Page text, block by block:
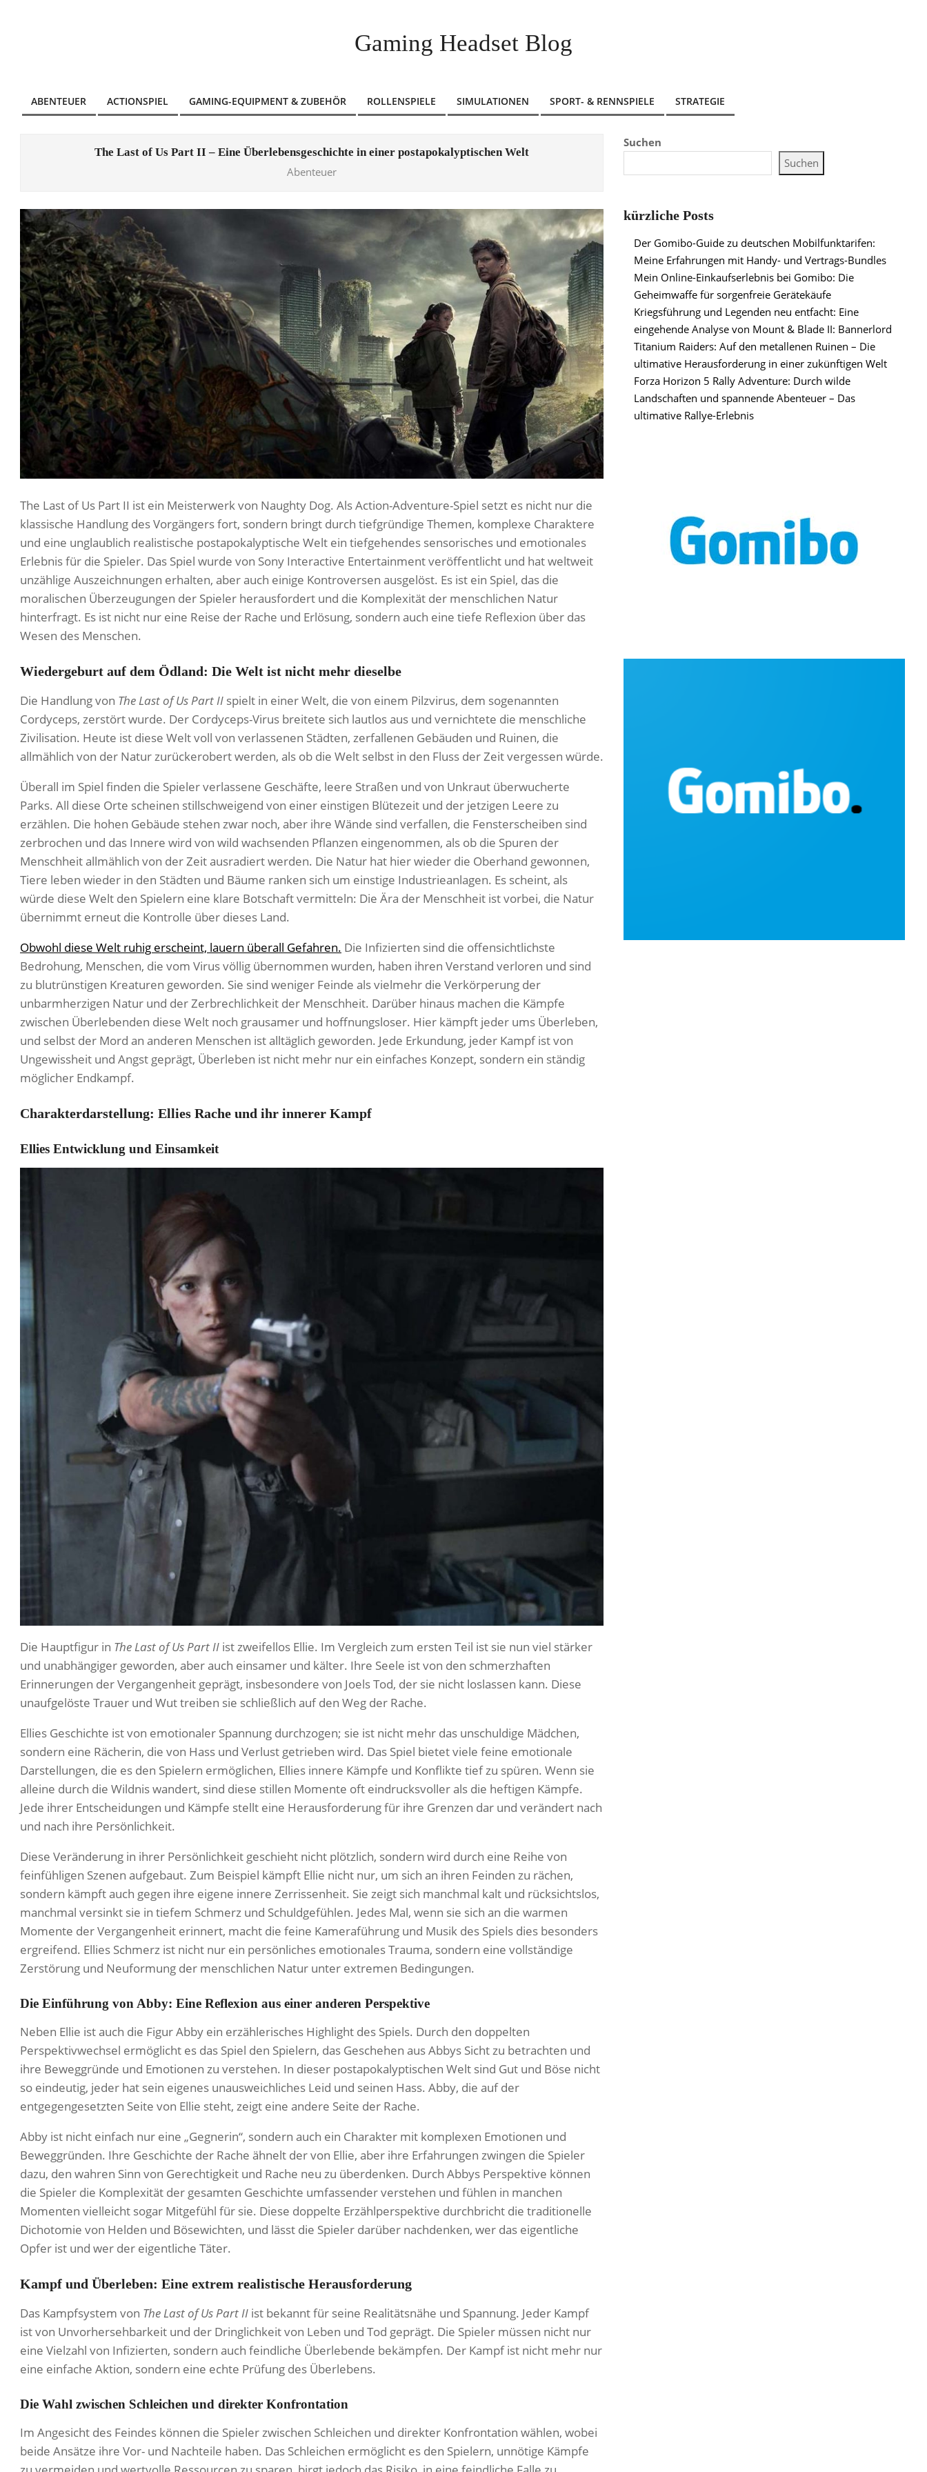
Gaming Headset Blog
Primary
ABENTEUER ACTIONSPIEL GAMING-EQUIPMENT & ZUBEHÖR ROLLENSPIELE SIMULATIONEN SPORT- & RENNSPIELE STRATEGIE
The Last of Us Part II – Eine Überlebensgeschichte in einer postapokalyptischen Welt
Abenteuer
The Last of Us Part II ist ein Meisterwerk von Naughty Dog. Als Action-Adventure-Spiel setzt es nicht nur die
klassische Handlung des Vorgängers fort, sondern bringt durch tiefgründige Themen, komplexe Charaktere
und eine unglaublich realistische postapokalyptische Welt ein tiefgehendes sensorisches und emotionales
Erlebnis für die Spieler. Das Spiel wurde von Sony Interactive Entertainment veröffentlicht und hat weltweit
unzählige Auszeichnungen erhalten, aber auch einige Kontroversen ausgelöst. Es ist ein Spiel, das die
moralischen Überzeugungen der Spieler herausfordert und die Komplexität der menschlichen Natur
hinterfragt. Es ist nicht nur eine Reise der Rache und Erlösung, sondern auch eine tiefe Reflexion über das
Wesen des Menschen.
Wiedergeburt auf dem Ödland: Die Welt ist nicht mehr dieselbe
Die Handlung von The Last of Us Part II spielt in einer Welt, die von einem Pilzvirus, dem sogenannten
Cordyceps, zerstört wurde. Der Cordyceps-Virus breitete sich lautlos aus und vernichtete die menschliche
Zivilisation. Heute ist diese Welt voll von verlassenen Städten, zerfallenen Gebäuden und Ruinen, die
allmählich von der Natur zurückerobert werden, als ob die Welt selbst in den Fluss der Zeit vergessen würde.
Überall im Spiel finden die Spieler verlassene Geschäfte, leere Straßen und von Unkraut überwucherte
Parks. All diese Orte scheinen stillschweigend von einer einstigen Blütezeit und der jetzigen Leere zu
erzählen. Die hohen Gebäude stehen zwar noch, aber ihre Wände sind verfallen, die Fensterscheiben sind
zerbrochen und das Innere wird von wild wachsenden Pflanzen eingenommen, als ob die Spuren der
Menschheit allmählich von der Zeit ausradiert werden. Die Natur hat hier wieder die Oberhand gewonnen,
Tiere leben wieder in den Städten und Bäume ranken sich um einstige Industrieanlagen. Es scheint, als
würde diese Welt den Spielern eine klare Botschaft vermitteln: Die Ära der Menschheit ist vorbei, die Natur
übernimmt erneut die Kontrolle über dieses Land.
Obwohl diese Welt ruhig erscheint, lauern überall Gefahren. Die Infizierten sind die offensichtlichste
Bedrohung, Menschen, die vom Virus völlig übernommen wurden, haben ihren Verstand verloren und sind
zu blutrünstigen Kreaturen geworden. Sie sind weniger Feinde als vielmehr die Verkörperung der
unbarmherzigen Natur und der Zerbrechlichkeit der Menschheit. Darüber hinaus machen die Kämpfe
zwischen Überlebenden diese Welt noch grausamer und hoffnungsloser. Hier kämpft jeder ums Überleben,
und selbst der Mord an anderen Menschen ist alltäglich geworden. Jede Erkundung, jeder Kampf ist von
Ungewissheit und Angst geprägt, Überleben ist nicht mehr nur ein einfaches Konzept, sondern ein ständig
möglicher Endkampf.
Charakterdarstellung: Ellies Rache und ihr innerer Kampf
Ellies Entwicklung und Einsamkeit
Die Hauptfigur in The Last of Us Part II ist zweifellos Ellie. Im Vergleich zum ersten Teil ist sie nun viel stärker
und unabhängiger geworden, aber auch einsamer und kälter. Ihre Seele ist von den schmerzhaften
Erinnerungen der Vergangenheit geprägt, insbesondere von Joels Tod, der sie nicht loslassen kann. Diese
unaufgelöste Trauer und Wut treiben sie schließlich auf den Weg der Rache.
Ellies Geschichte ist von emotionaler Spannung durchzogen; sie ist nicht mehr das unschuldige Mädchen,
sondern eine Rächerin, die von Hass und Verlust getrieben wird. Das Spiel bietet viele feine emotionale
Darstellungen, die es den Spielern ermöglichen, Ellies innere Kämpfe und Konflikte tief zu spüren. Wenn sie
alleine durch die Wildnis wandert, sind diese stillen Momente oft eindrucksvoller als die heftigen Kämpfe.
Jede ihrer Entscheidungen und Kämpfe stellt eine Herausforderung für ihre Grenzen dar und verändert nach
und nach ihre Persönlichkeit.
Diese Veränderung in ihrer Persönlichkeit geschieht nicht plötzlich, sondern wird durch eine Reihe von
feinfühligen Szenen aufgebaut. Zum Beispiel kämpft Ellie nicht nur, um sich an ihren Feinden zu rächen,
sondern kämpft auch gegen ihre eigene innere Zerrissenheit. Sie zeigt sich manchmal kalt und rücksichtslos,
manchmal versinkt sie in tiefem Schmerz und Schuldgefühlen. Jedes Mal, wenn sie sich an die warmen
Momente der Vergangenheit erinnert, macht die feine Kameraführung und Musik des Spiels dies besonders
ergreifend. Ellies Schmerz ist nicht nur ein persönliches emotionales Trauma, sondern eine vollständige
Zerstörung und Neuformung der menschlichen Natur unter extremen Bedingungen.
Die Einführung von Abby: Eine Reflexion aus einer anderen Perspektive
Neben Ellie ist auch die Figur Abby ein erzählerisches Highlight des Spiels. Durch den doppelten
Perspektivwechsel ermöglicht es das Spiel den Spielern, das Geschehen aus Abbys Sicht zu betrachten und
ihre Beweggründe und Emotionen zu verstehen. In dieser postapokalyptischen Welt sind Gut und Böse nicht
so eindeutig, jeder hat sein eigenes unausweichliches Leid und seinen Hass. Abby, die auf der
entgegengesetzten Seite von Ellie steht, zeigt eine andere Seite der Rache.
Abby ist nicht einfach nur eine „Gegnerin“, sondern auch ein Charakter mit komplexen Emotionen und
Beweggründen. Ihre Geschichte der Rache ähnelt der von Ellie, aber ihre Erfahrungen zwingen die Spieler
dazu, den wahren Sinn von Gerechtigkeit und Rache neu zu überdenken. Durch Abbys Perspektive können
die Spieler die Komplexität der gesamten Geschichte umfassender verstehen und fühlen in manchen
Momenten vielleicht sogar Mitgefühl für sie. Diese doppelte Erzählperspektive durchbricht die traditionelle
Dichotomie von Helden und Bösewichten, und lässt die Spieler darüber nachdenken, wer das eigentliche
Opfer ist und wer der eigentliche Täter.
Kampf und Überleben: Eine extrem realistische Herausforderung
Das Kampfsystem von The Last of Us Part II ist bekannt für seine Realitätsnähe und Spannung. Jeder Kampf
ist von Unvorhersehbarkeit und der Dringlichkeit von Leben und Tod geprägt. Die Spieler müssen nicht nur
eine Vielzahl von Infizierten, sondern auch feindliche Überlebende bekämpfen. Der Kampf ist nicht mehr nur
eine einfache Aktion, sondern eine echte Prüfung des Überlebens.
Die Wahl zwischen Schleichen und direkter Konfrontation
Im Angesicht des Feindes können die Spieler zwischen Schleichen und direkter Konfrontation wählen, wobei
beide Ansätze ihre Vor- und Nachteile haben. Das Schleichen ermöglicht es den Spielern, unnötige Kämpfe
Suchen
Suchen
kürzliche Posts
Der Gomibo-Guide zu deutschen Mobilfunktarifen:
Meine Erfahrungen mit Handy- und Vertrags-Bundles
Mein Online-Einkaufserlebnis bei Gomibo: Die
Geheimwaffe für sorgenfreie Gerätekäufe
Kriegsführung und Legenden neu entfacht: Eine
eingehende Analyse von Mount & Blade II: Bannerlord
Titanium Raiders: Auf den metallenen Ruinen – Die
ultimative Herausforderung in einer zukünftigen Welt
Forza Horizon 5 Rally Adventure: Durch wilde
Landschaften und spannende Abenteuer – Das
ultimative Rallye-Erlebnis